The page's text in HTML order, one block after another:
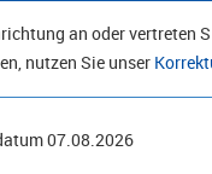
an oder vertreten
nutzen Sie unser
07.08.2026